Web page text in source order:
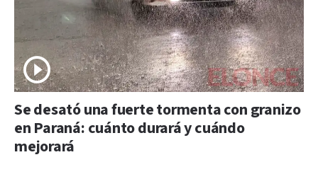
Se desató una fuerte tormenta con granizo
en Paraná: cuánto durará y cuándo
mejorará